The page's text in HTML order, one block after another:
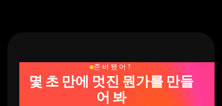
준비됐어?
몇 초 만에 멋진 뭔가를 만들
어 봐